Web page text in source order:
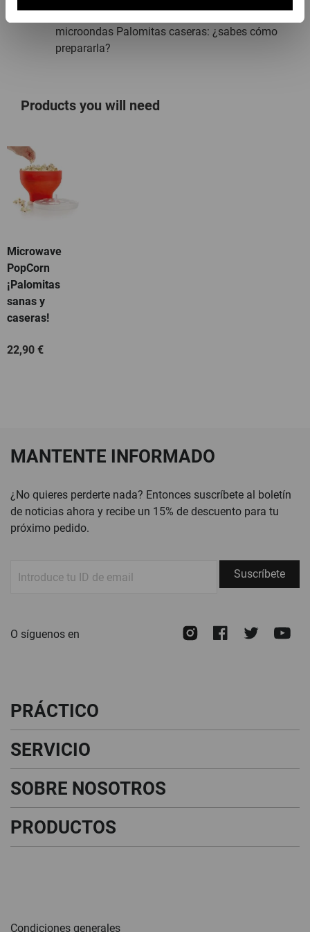
microondas Palomitas caseras: ¿sabes cómo
prepararla?
Products you will need
Microwave
PopCorn
¡Palomitas
sanas y
caseras!
22,90 €
MANTENTE INFORMADO
¿No quieres perderte nada? Entonces suscríbete al boletín
de noticias ahora y recibe un 15% de descuento para tu
próximo pedido.
de
Suscríbete
O síguenos en Instagram
Facebook
PRÁCTICO
SERVICIO
SOBRE NOSOTROS
PRODUCTOS
Condiciones generales